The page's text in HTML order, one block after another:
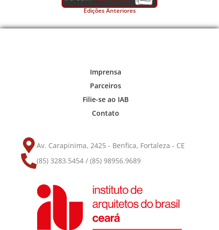
Edições Anteriores
Imprensa
Parceiros
Filie-se ao IAB
Contato
Av. Carapinima, 2425 - Benfica, Fortaleza - CE
(85) 3283.5454 / (85) 98956.9689